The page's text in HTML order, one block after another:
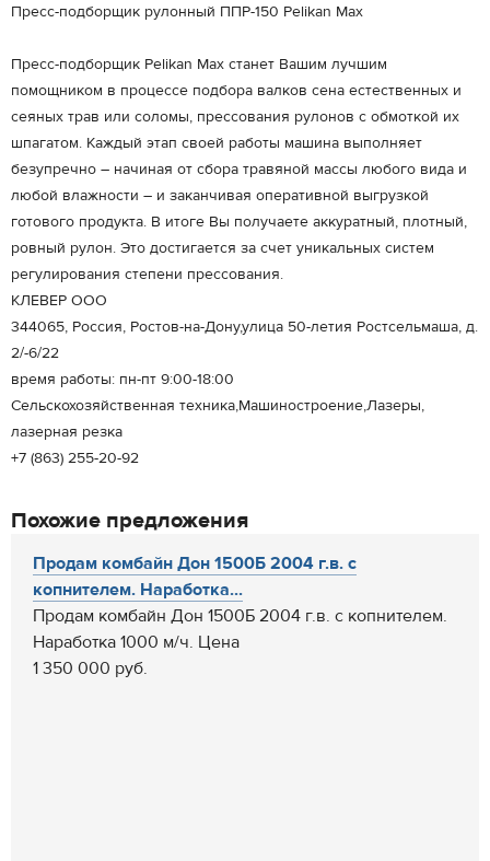
Пресс-подборщик рулонный ППР-150 Pelikan Max
Пресс-подборщик Pelikan Max станет Вашим лучшим
помощником в процессе подбора валков сена естественных и
сеяных трав или соломы, прессования рулонов с обмоткой их
шпагатом. Каждый этап своей работы машина выполняет
безупречно – начиная от сбора травяной массы любого вида и
любой влажности – и заканчивая оперативной выгрузкой
готового продукта. В итоге Вы получаете аккуратный, плотный,
ровный рулон. Это достигается за счет уникальных систем
регулирования степени прессования.
КЛЕВЕР ООО
344065, Россия, Ростов-на-Дону,улица 50-летия Ростсельмаша, д.
2/-6/22
время работы: пн-пт 9:00-18:00
Сельскохозяйственная техника,Машиностроение,Лазеры,
лазерная резка
+7 (863) 255-20-92
Похожие предложения
Продам комбайн Дон 1500Б 2004 г.в. с
копнителем. Наработка...
Продам комбайн Дон 1500Б 2004 г.в. с копнителем.
Наработка 1000 м/ч. Цена
1 350 000 руб.